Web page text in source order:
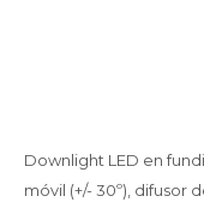
Downlight LED en
móvil (+/- 30º), difusor